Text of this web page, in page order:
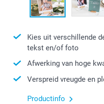
Kies uit verschillende
tekst en/of foto
Afwerking van hoge
Verspreid vreugde en
Productinfo